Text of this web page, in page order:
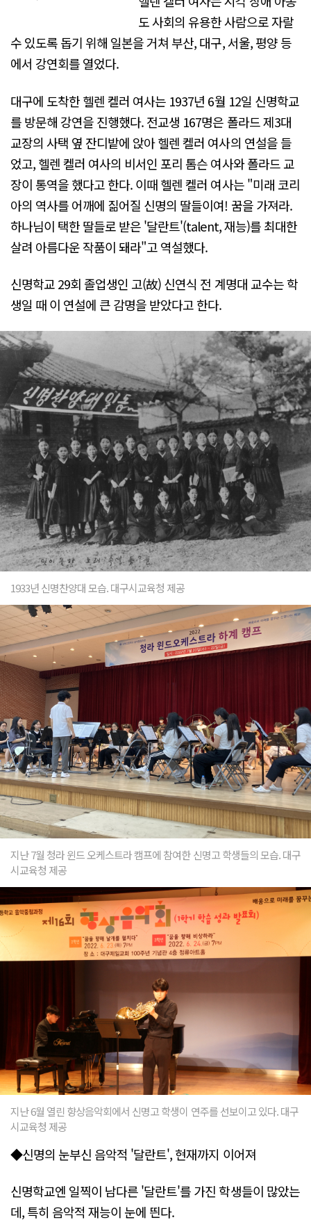
도 사회의 유용한 사람으로 자랄
수 있도록 돕기 위해 일본을 거쳐 부산, 대구, 서울, 평양 등
에서 강연회를 열었다.
대구에 도착한 헬렌 켈러 여사는 1937년 6월 12일 신명학교
를 방문해 강연을 진행했다. 전교생 167명은 폴라드 제3대
교장의 사택 옆 잔디밭에 앉아 헬렌 켈러 여사의 연설을 들
었고, 헬렌 켈러 여사의 비서인 포리 톰슨 여사와 폴라드 교
장이 통역을 했다고 한다. 이때 헬렌 켈러 여사는 "미래 코리
아의 역사를 어깨에 짊어질 신명의 딸들이여! 꿈을 가져라.
하나님이 택한 딸들로 받은 '달란트'(talent, 재능)를 최대한
살려 아름다운 작품이 돼라"고 역설했다.
신명학교 29회 졸업생인 고(故) 신연식 전 계명대 교수는 학
생일 때 이 연설에 큰 감명을 받았다고 한다.
1933년 신명찬양대 모습. 대구시교육청 제공
지난 7월 청라 윈드 오케스트라 캠프에 참여한 신명고 학생들의 모습. 대구
시교육청 제공
지난 6월 열린 향상음악회에서 신명고 학생이 연주를 선보이고 있다. 대구
시교육청 제공
◆신명의 눈부신 음악적 '달란트', 현재까지 이어져
신명학교엔 일찍이 남다른 '달란트'를 가진 학생들이 많았는
데, 특히 음악적 재능이 눈에 띈다.